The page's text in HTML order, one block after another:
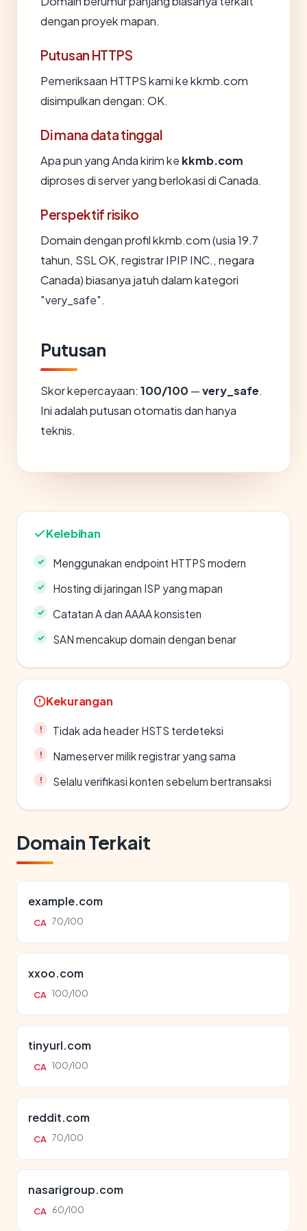
dengan proyek mapan.
Putusan HTTPS
Pemeriksaan HTTPS kami ke kkmb.com
disimpulkan dengan: OK.
Di mana data tinggal
Apa pun yang Anda kirim ke kkmb.com
diproses di server yang berlokasi di Canada.
Perspektif risiko
Domain dengan profil kkmb.com (usia 19.7
tahun, SSL OK, registrar IPIP INC., negara
Canada) biasanya jatuh dalam kategori
"very_safe".
Putusan
Skor kepercayaan: 100/100 —very_safe.
Ini adalah putusan otomatis dan hanya
teknis.
Kelebihan
Menggunakan endpoint HTTPS modern
Hosting di jaringan ISP yang mapan
Catatan A dan AAAA konsisten
SAN mencakup domain dengan benar
Kekurangan
Tidak ada header HSTS terdeteksi
Nameserver milik registrar yang sama
Selalu verifikasi konten sebelum bertransaksi
Domain Terkait
example.com
CA 70/100
xxoo.com
CA 100/100
tinyurl.com
CA 100/100
reddit.com
CA 70/100
nasarigroup.com
CA 60/100